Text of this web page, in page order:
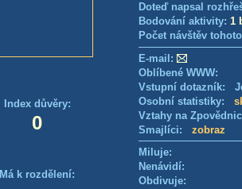
Index důvěry:
0
Má k rozdělení:
Doteď napsal
Bodování aktivity: 1
Počet návštěv
E-mail:
Oblíbené WWW:
Vstupní dotazník:
Osobní statistiky:
Vztahy na
Smajlíci: zobraz
Miluje:
Nenávidí:
Obdivuje: